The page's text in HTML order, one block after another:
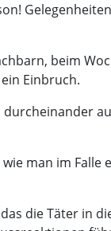
beim
Einbruch.
durcheinander
man im Falle
die Täter in